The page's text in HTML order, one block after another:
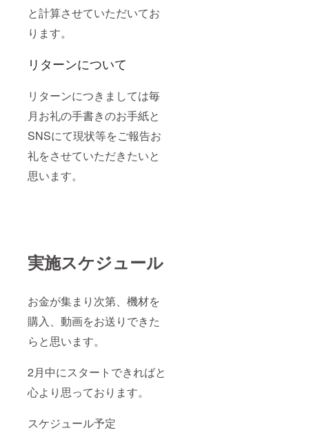
と計算させていただいてお
ります。
リターンについて
リターンにつきましては毎
月お礼の手書きのお手紙と
SNSにて現状等をご報告お
礼をさせていただきたいと
思います。
実施スケジュール
お金が集まり次第、機材を
購入、動画をお送りできた
らと思います。
2月中にスタートできればと
心より思っております。
スケジュール予定